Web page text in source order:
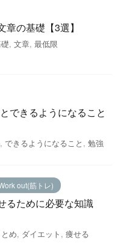
の基礎【3選】
, 文章, 最低限
できるようになること
, できるようになること , 勉強
out(筋トレ)
るために必要な知識
め, ダイエット , 痩せる